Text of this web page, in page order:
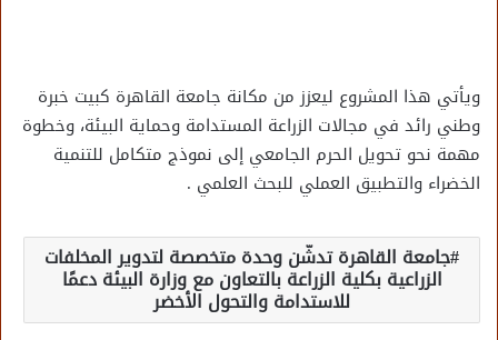
ويأتي هذا المشروع ليعزز من مكانة جامعة القاهرة كبيت خبرة
وطني رائد في مجالات الزراعة المستدامة وحماية البيئة، وخطوة
مهمة نحو تحويل الحرم الجامعي إلى نموذج متكامل للتنمية
الخضراء والتطبيق العملي للبحث العلمي .
جامعة القاهرة تدشّن وحدة متخصصة لتدوير المخلفات
الزراعية بكلية الزراعة بالتعاون مع وزارة البيئة دعمًا
للاستدامة والتحول الأخضر